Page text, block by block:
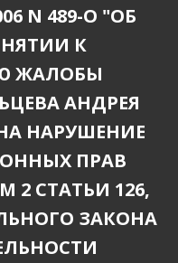
N 489-О "ОБ
К
ЖАЛОБЫ
АНДРЕЯ
НАРУШЕНИЕ
ПРАВ
2 СТАТЬИ 126,
ЗАКОНА